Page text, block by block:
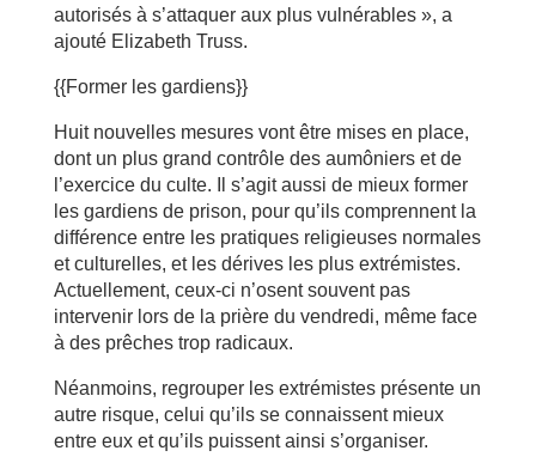
autorisés à s’attaquer aux plus vulnérables », a
ajouté Elizabeth Truss.
{{Former les gardiens}}
Huit nouvelles mesures vont être mises en place,
dont un plus grand contrôle des aumôniers et de
l’exercice du culte. Il s’agit aussi de mieux former
les gardiens de prison, pour qu’ils comprennent la
différence entre les pratiques religieuses normales
et culturelles, et les dérives les plus extrémistes.
Actuellement, ceux-ci n’osent souvent pas
intervenir lors de la prière du vendredi, même face
à des prêches trop radicaux.
Néanmoins, regrouper les extrémistes présente un
autre risque, celui qu’ils se connaissent mieux
entre eux et qu’ils puissent ainsi s’organiser.